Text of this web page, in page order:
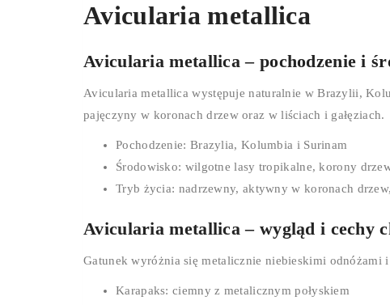
Avicularia metallica
Avicularia metallica – pochodzenie i
Avicularia metallica występuje naturalnie w Brazylii,
pajęczyny w koronach drzew oraz w liściach i gałęziach.
Pochodzenie: Brazylia, Kolumbia i Surinam
Środowisko: wilgotne lasy tropikalne, korony
Tryb życia: nadrzewny, aktywny w koronach
Avicularia metallica – wygląd i cechy
Gatunek wyróżnia się metalicznie niebieskimi odnóżami
Karapaks: ciemny z metalicznym połyskiem